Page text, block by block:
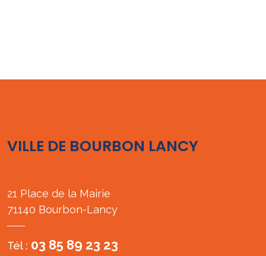
VILLE DE BOURBON LANCY
21 Place de la Mairie
71140 Bourbon-Lancy
Tél : 03 85 89 23 23